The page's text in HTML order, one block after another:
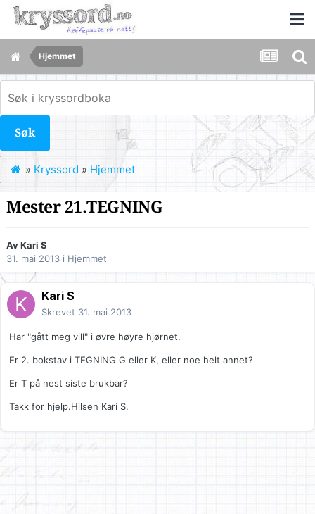
Hjemmet
Søk
» Kryssord » Hjemmet
Mester 21.TEGNING
AvKari S
31. mai 2013 i Hjemmet
Kari S
Skrevet 31. mai 2013
Har "gått meg vill" i øvre høyre hjørnet.
Er 2. bokstav i TEGNING G eller K, eller noe helt annet?
Er T på nest siste brukbar?
Takk for hjelp.Hilsen Kari S.